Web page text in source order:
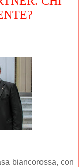
biancorossa, con